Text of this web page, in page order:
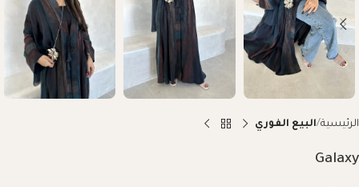
الرئيسية البيع الفوري
Galaxy